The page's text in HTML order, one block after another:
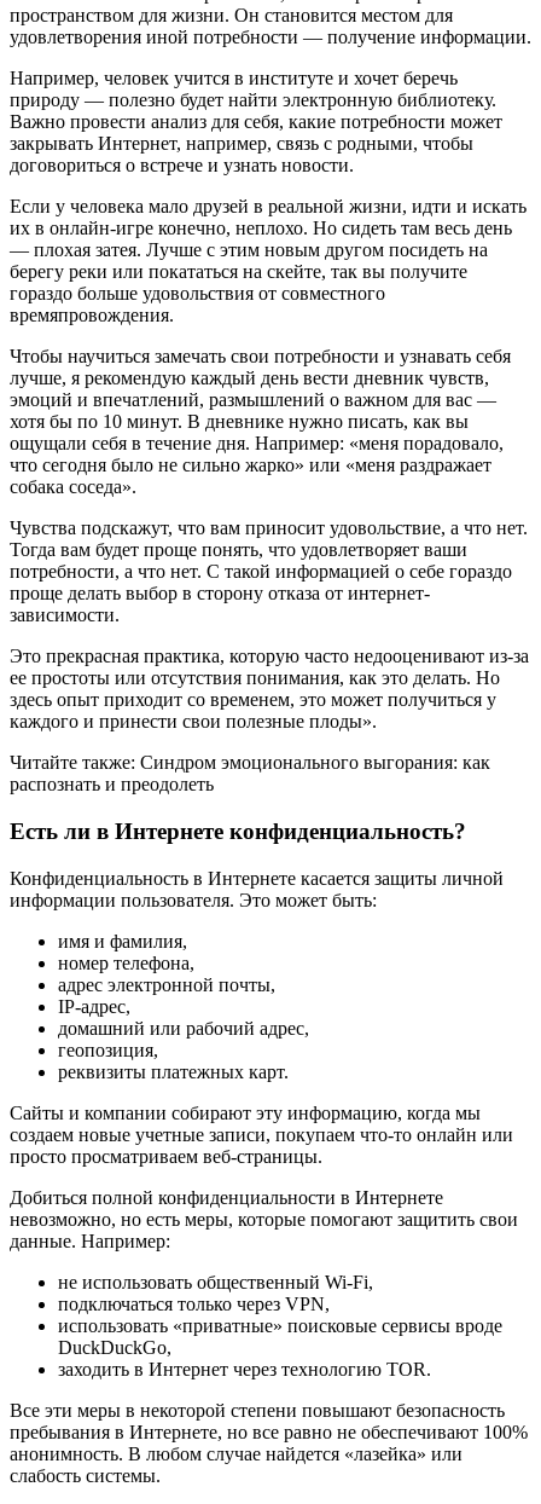
пространством для жизни. Он становится местом для
удовлетворения иной потребности — получение информации.
Например, человек учится в институте и хочет беречь
природу — полезно будет найти электронную библиотеку.
Важно провести анализ для себя, какие потребности может
закрывать Интернет, например, связь с родными, чтобы
договориться о встрече и узнать новости.
Если у человека мало друзей в реальной жизни, идти и искать
их в онлайн-игре конечно, неплохо. Но сидеть там весь день
— плохая затея. Лучше с этим новым другом посидеть на
берегу реки или покататься на скейте, так вы получите
гораздо больше удовольствия от совместного
времяпровождения.
Чтобы научиться замечать свои потребности и узнавать себя
лучше, я рекомендую каждый день вести дневник чувств,
эмоций и впечатлений, размышлений о важном для вас —
хотя бы по 10 минут. В дневнике нужно писать, как вы
ощущали себя в течение дня. Например: «меня порадовало,
что сегодня было не сильно жарко» или «меня раздражает
собака соседа».
Чувства подскажут, что вам приносит удовольствие, а что нет.
Тогда вам будет проще понять, что удовлетворяет ваши
потребности, а что нет. С такой информацией о себе гораздо
проще делать выбор в сторону отказа от интернет-
зависимости.
Это прекрасная практика, которую часто недооценивают из-за
ее простоты или отсутствия понимания, как это делать. Но
здесь опыт приходит со временем, это может получиться у
каждого и принести свои полезные плоды».
Читайте также: Синдром эмоционального выгорания: как
распознать и преодолеть
Есть ли в Интернете конфиденциальность?
Конфиденциальность в Интернете касается защиты личной
информации пользователя. Это может быть:
имя и фамилия,
номер телефона,
адрес электронной почты,
IP-адрес,
домашний или рабочий адрес,
геопозиция,
реквизиты платежных карт.
Сайты и компании собирают эту информацию, когда мы
создаем новые учетные записи, покупаем что-то онлайн или
просто просматриваем веб-страницы.
Добиться полной конфиденциальности в Интернете
невозможно, но есть меры, которые помогают защитить свои
данные. Например:
не использовать общественный Wi-Fi,
подключаться только через VPN,
использовать «приватные» поисковые сервисы вроде
DuckDuckGo,
заходить в Интернет через технологию TOR.
Все эти меры в некоторой степени повышают безопасность
пребывания в Интернете, но все равно не обеспечивают 100%
анонимность. В любом случае найдется «лазейка» или
слабость системы.